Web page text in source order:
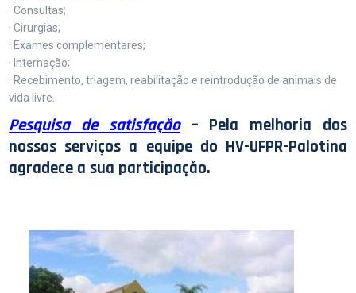
· Consultas;
· Cirurgias;
· Exames complementares;
· Internação;
· Recebimento, triagem, reabilitação e reintrodução de animais de
vida livre.
Pesquisa de satisfação– Pela melhoria dos
nossos serviços a equipe do HV-UFPR-Palotina
agradece a sua participação.